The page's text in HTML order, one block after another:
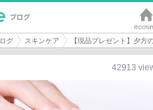
グ スキンケア 【現品プレゼント】夕方
42913